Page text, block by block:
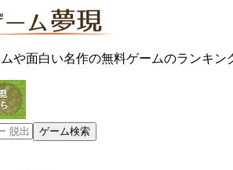
や面白い名作の無料ゲームのランキン